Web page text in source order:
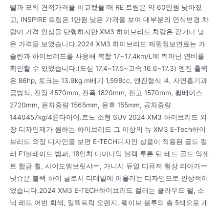
델과 모의 견적가격을 비교했을 때 RE 트림은 약 60만원 낮아졌
고, INSPIRE 트림은 1만원 낮은 가격을 보여 대부분의 연식변경 차
량이 가격 인상을 단행하지만 XM3 하이브리드 차량은 같거나 낮
은 가격을 보였습니다.2024 XM3 하이브리드 제원정보연료는 가
솔린과 하이브리드를 사용해 복합 17~17.4km/L에 뛰어난 연비를
확인할 수 있었습니다.(도심 17.4~17.5~고속 16.6~17.3) 엔진 출력
은 86hp, 토크는 13.9kg.m배기 1,598cc, 엔진형식 l4, 자연흡기과
급방식, 전장 4570mm, 전폭 1820mm, 전고 1570mm, 휠베이스
2720mm, 윤차중량 1565mm, 윤후 155mm, 공차중량
1440457kg/4륜타이어.르노 소형 SUV 2024 XM3 하이브리드 외
장 디자인제가 원하는 하이브리드 그 이상의 뉴 XM3 E-Tech하이
브리드 외장 디자인을 보면 E-TECH디자인 상품이 적용된 골드 컬
러 F1블레이드 범퍼, 18인치 다이나믹 블랙 투톤 틴 테드 골드 악센
트 합금 휠, 사이도엥브릿샤ー, 가니시 듀얼 디퓨저 형상 리아가ー
닛슈은 블랙 하이 글로시 디테일에 어울리는 디자인으로 인상적이
었습니다.2024 XM3 E-TECH하이브리드 컬러는 클라우드 펄, 소
닉 레드 어번 회색, 일렉트릭 오렌지, 웨이브 블루의 총 5색으로 개